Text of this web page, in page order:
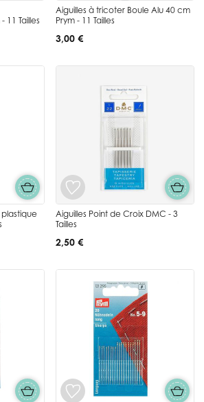
11 Tailles
Aiguilles à tricoter Boule Alu 40 cm
Prym - 11 Tailles
3,00 €
Aiguilles Point de Croix DMC - 3
Tailles
2,50 €